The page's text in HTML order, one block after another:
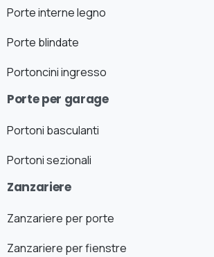
Porte interne legno
Porte blindate
Portoncini ingresso
Porte per garage
Portoni basculanti
Portoni sezionali
Zanzariere
Zanzariere per porte
Zanzariere per fienstre